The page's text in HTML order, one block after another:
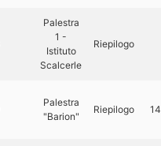
Palestra
1 -
Istituto
Scalcerle
Riepilogo
Palestra
"Barion"
Riepilogo